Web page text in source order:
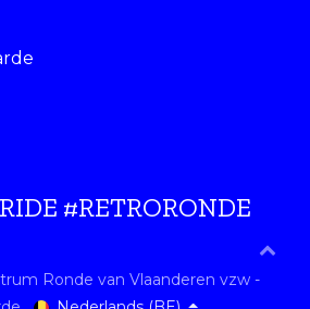
#RETRORONDE
Ronde van Vlaanderen vzw -